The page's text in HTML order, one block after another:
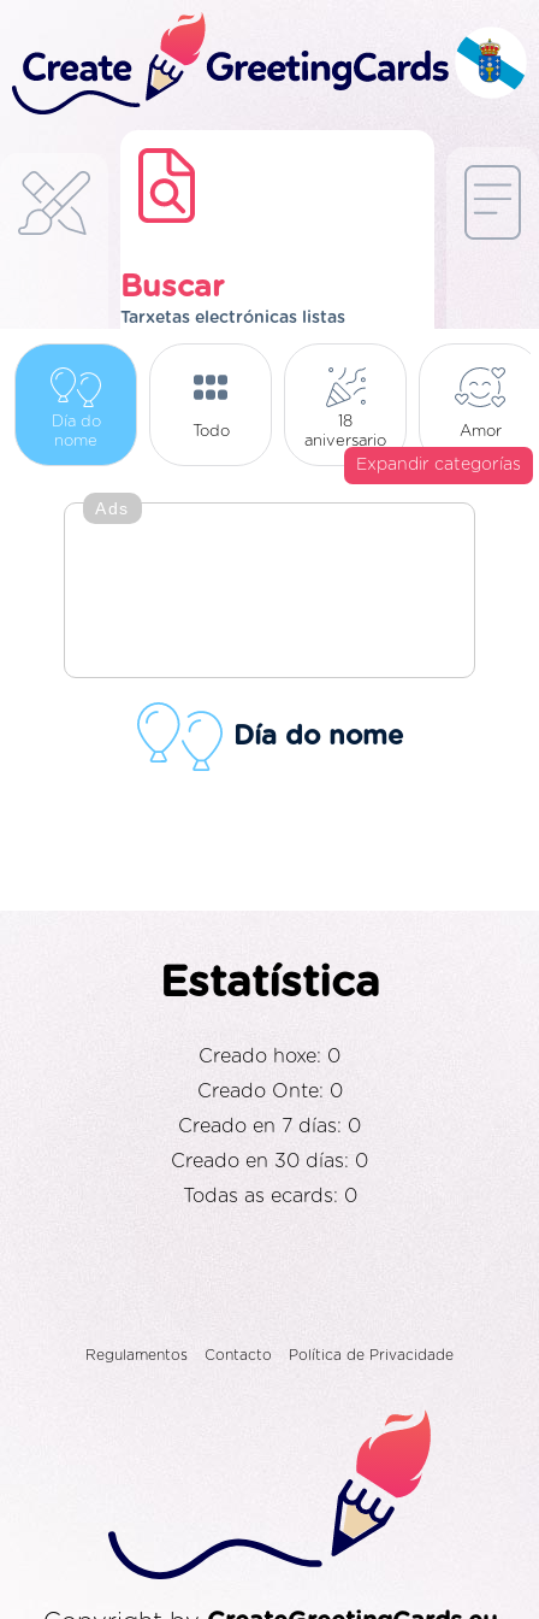
Buscar
Tarxetas electrónicas listas
Día do
nome
Todo
18
aniversario
Amor
Expandir categorías
Ads
Día do nome
Estatística
Creado hoxe: 0
Creado Onte: 0
Creado en 7 días: 0
Creado en 30 días: 0
Todas as ecards: 0
Regulamentos Contacto Política de Privacidade